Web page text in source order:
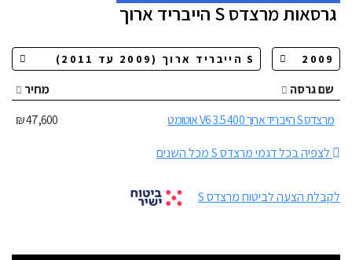
גרסאותמרצדס S הייבריד ארוך
שם גרסה
מחיר
מרצדס S הייבריד ארוך 400 3.5 V6 אוטומט
47,600 ₪
לצפיה בכל דגמי מרצדס S מכל השנים
לקבלת הצעה לביטוח מרצדס S